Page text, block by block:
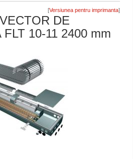
[ ]
DE
FLT 10-11 2400 mm